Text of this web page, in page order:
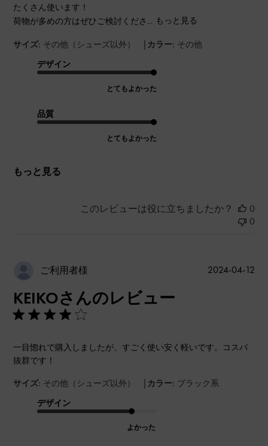
たくさん使います！
荷物が多めの方はぜひご検討くださ...
もっと見る
サイズ: その他（シューズ以外） | カラー: その他
デザイン
とてもよかった
品質
とてもよかった
もっと見る
このレビューは役に立ちましたか？
0
0
ご利用者様
KEIKOさんのレビュー
一目惚れで購入しましたが、すごく使い安く軽いです。コスパ
抜群です！
サイズ: その他（シューズ以外） | カラー: ブラック系
デザイン
よかった
公
2024-04-12